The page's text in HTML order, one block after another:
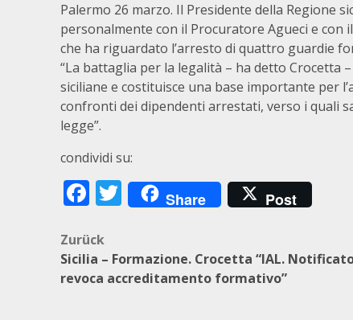
Palermo 26 marzo. Il Presidente della Regione
personalmente con il Procuratore Agueci e
che ha riguardato l’arresto di quattro guardie
“La battaglia per la legalità – ha detto Crocetta
siciliane e costituisce una base importante per
confronti dei dipendenti arrestati, verso i quali
legge”.
condividi su:
Facebook
Twitter
Share Post
Beitragsnavigation
Zurück
Sicilia – Formazione. Crocetta “IAL.
revoca accreditamento formativo”